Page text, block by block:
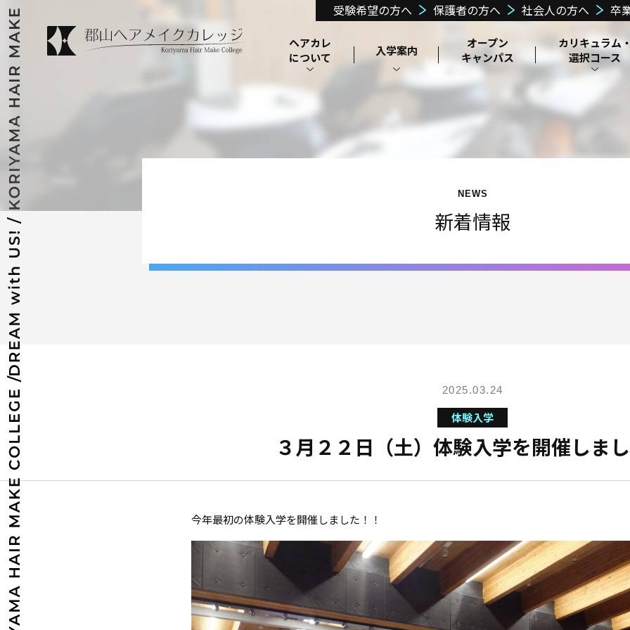
ヘアカレ
について
学校説明・施
設・設備紹介
理事長メッセー
ジ
よくある質問
入学案内
オープン
キャンパス
カリキュラム
選択コース
昼間課程カリ
選択コース
通信課程カリ
キュラム
スクーリングに
在校生の声
高等教育修学支
援新制度認定
教育訓練給付⾦
制度
郡山ヘアメイクカ
レッジ独自の学
費支援制度
受験希望の方へ 保護者の方へ 社会人の方へ 卒
NEWS
新着情報
2025.03.24
体験入学
３月２２日（土）体験入学を開催しま
今年最初の体験入学を開催しました！！